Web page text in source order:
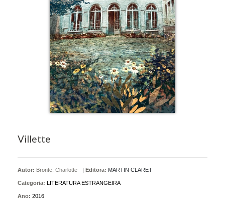
Villette
Autor: Bronte, Charlotte | Editora: MARTIN CLARET
Categoria: LITERATURA ESTRANGEIRA
Ano: 2016